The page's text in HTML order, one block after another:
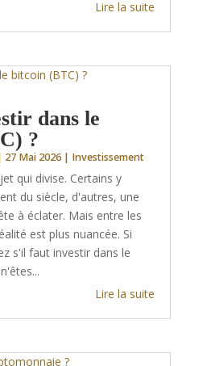
Lire la suite
dans le
?
27 Mai 2026| Investissement
qui divise. Certains y
du siècle, d'autres, une
à éclater. Mais entre les
est plus nuancée. Si
s'il faut investir dans le
Lire la suite